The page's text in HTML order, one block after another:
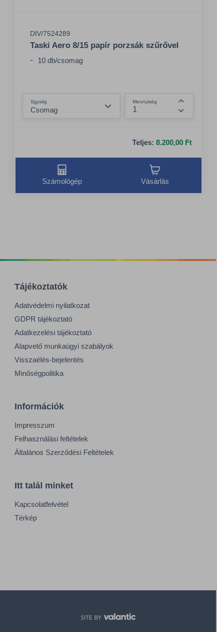
DIV/7524289
Taski Aero 8/15 papír porzsák szűrővel
10 db/csomag
Egység Mennyiség
Összeg
Teljes: 8.200,00 Ft
Számológép Vásárlás
Tájékoztatók
Adatvédelmi nyilatkozat
GDPR tájékoztató
Adatkezelési tájékoztató
Alapvető munkaügyi szabályok
Visszaélés-bejelentés
Minőségpolitika
Információk
Impresszum
Felhasználási feltételek
Általános Szerződési Feltételek
Itt talál minket
Kapcsolatfelvétel
Térkép